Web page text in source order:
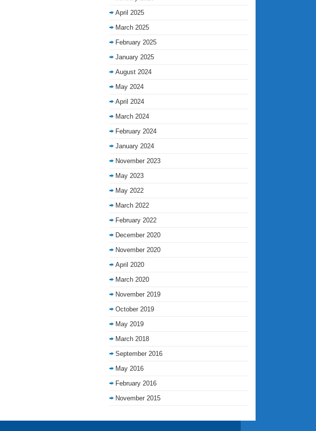
April 2025
March 2025
February 2025
January 2025
August 2024
May 2024
April 2024
March 2024
February 2024
January 2024
November 2023
May 2023
May 2022
March 2022
February 2022
December 2020
November 2020
April 2020
March 2020
November 2019
October 2019
May 2019
March 2018
September 2016
May 2016
February 2016
November 2015